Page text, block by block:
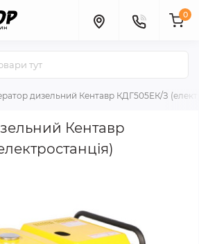
0
дизельний Кентавр КДГ505ЕК/З
Кентавр